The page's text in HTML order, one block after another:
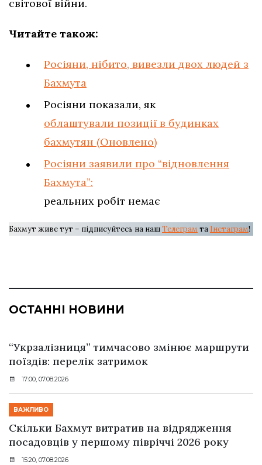
світової війни.
Читайте також:
Росіяни, нібито, вивезли двох людей з
Бахмута
Росіяни показали, як
облаштували позиції в будинках
бахмутян (Оновлено)
Росіяни заявили про “відновлення
Бахмута”:
реальних робіт немає
Бахмут живе тут – підписуйтесь на нашТелеграм та Інстаграм!
ОСТАННІ НОВИНИ
“Укрзалізниця” тимчасово змінює маршрути
поїздів: перелік затримок
17:00, 07.08.2026
ВАЖЛИВО
Скільки Бахмут витратив на відрядження
посадовців у першому півріччі 2026 року
15:20, 07.08.2026